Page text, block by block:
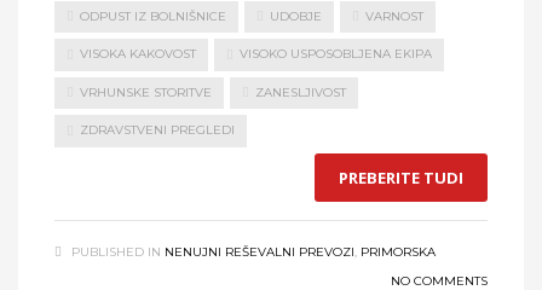
ODPUST IZ BOLNIŠNICE UDOBJE VARNOST
VISOKA KAKOVOST VISOKO USPOSOBLJENA EKIPA
VRHUNSKE STORITVE ZANESLJIVOST
ZDRAVSTVENI PREGLEDI
PREBERITE TUDI
PUBLISHED IN NENUJNI REŠEVALNI PREVOZI PRIMORSKA
NO COMMENTS